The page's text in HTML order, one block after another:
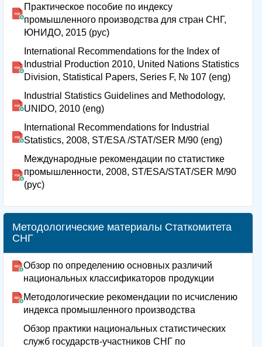
Практическое пособие по индексу
промышленного производства для стран СНГ,
ЮНИДО, 2015 (рус)
International Recommendations for the Index of
Industrial Production 2010, United Nations Statistics
Division, Statistical Papers, Series F, № 107 (eng)
Industrial Statistics Guidelines and Methodology,
UNIDO, 2010 (eng)
International Recommendations for Industrial
Statistics, 2008, ST/ESA /STAT/SER M/90 (eng)
Международные рекомендации по статистике
промышленности, 2008, ST/ESA/STAT/SER M/90
(рус)
Методологические материалы Статкомитета
СНГ
Обзор по определению основных различий
национальных классификаторов продукции
Методологические рекомендации по исчислению
индекса промышленного производства
Обзор практики национальных статистических
служб государств-участников СНГ по